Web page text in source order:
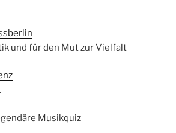
und für den Mut zur Vielfalt
Musikquiz